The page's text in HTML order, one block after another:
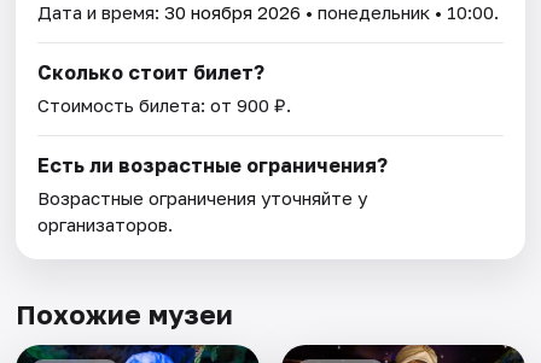
Дата и время:30 ноября 2026 • понедельник • 10:00.
Сколько стоит билет?
Стоимость билета: от 900 ₽.
Есть ли возрастные ограничения?
Возрастные ограничения уточняйте у
организаторов.
Похожие музеи